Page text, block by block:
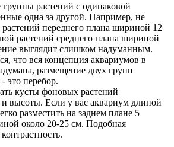
группы растений с одинаковой
одна за другой. Например, не
растений переднего плана шириной 12
растений среднего плана шириной
выглядит слишком надуманным.
что вся концепция аквариумов в
размещение двух групп
это перебор.
кусты фоновых растений
высоты. Если у вас аквариум длиной
разместить на заднем плане 5
около 20-25 см. Подобная